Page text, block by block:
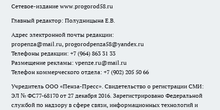
Сетевое-издание www.progorod58.ru
Главный редактор: Полудницына Е.В.
Адрес электронной почты редакции:
propenza@mail.ru, progorodpenza58@yandex.ru
Телефоны редакции: +7 (964) 863 31 33
Размещение рекламы: vpenze.ru@mail.ru
Телефон коммерческого отдела: +7 (902) 205 50 66
Учредитель ООО «Пенза-Пресс». Свидетельство о регистрации СМИ:
ЭЛ № ФС77-68170 от 27 декабря 2016. Зарегистрировано Федеральной
службой по надзору в сфере связи, информационных технологий и